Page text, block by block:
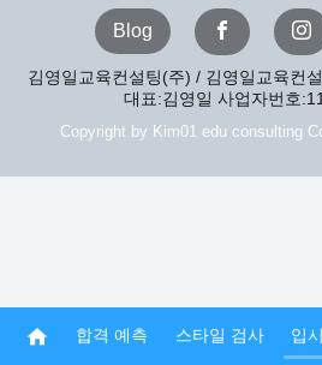
합격 예측 스타일 검사 입
Blog
김영일교육컨설팅(주) / 김영일교육컨
대표:김영일 사업자번호
Copyright by Kim01 edu consulting